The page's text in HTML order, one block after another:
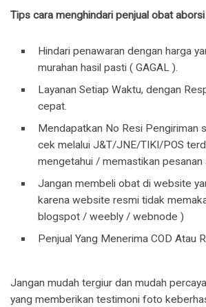
Tips cara menghindari penjual obat
Hindari penawaran dengan harga
murahan hasil pasti ( GAGAL ).
Layanan Setiap Waktu, dengan
cepat.
Mendapatkan No Resi Pengiriman
cek melalui J&T/JNE/TIKI/POS
mengetahui / memastikan pesanan
Jangan membeli obat di website
karena website resmi tidak
blogspot / weebly / webnode )
Penjual Yang Menerima COD Atau
Jangan mudah tergiur dan mudah
yang memberikan testimoni foto